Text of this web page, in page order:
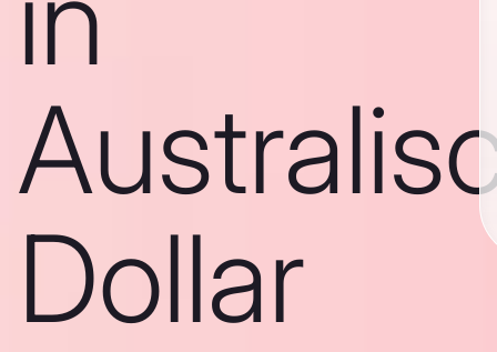
Dollar